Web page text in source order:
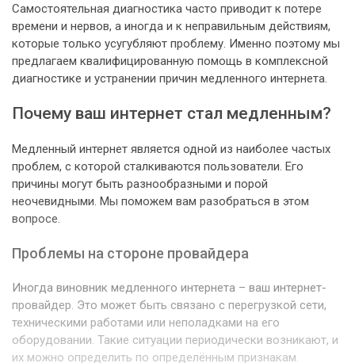
Самостоятельная диагностика часто приводит к потере
времени и нервов, а иногда и к неправильным действиям,
которые только усугубляют проблему. Именно поэтому мы
предлагаем квалифицированную помощь в комплексной
диагностике и устранении причин медленного интернета.
Почему ваш интернет стал медленным?
Медленный интернет является одной из наиболее частых
проблем, с которой сталкиваются пользователи. Его
причины могут быть разнообразными и порой
неочевидными. Мы поможем вам разобраться в этом
вопросе.
Проблемы на стороне провайдера
Иногда виновник медленного интернета – ваш интернет-
провайдер. Это может быть связано с перегрузкой сети,
техническими работами или неполадками на его
оборудовании. Такие ситуации периодически возникают, и
их можно определить по определённым признакам.